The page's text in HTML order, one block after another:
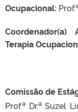
Ocupacional: Prof.
Terapia
Comissão de
Prof.a Dr.a Suzel